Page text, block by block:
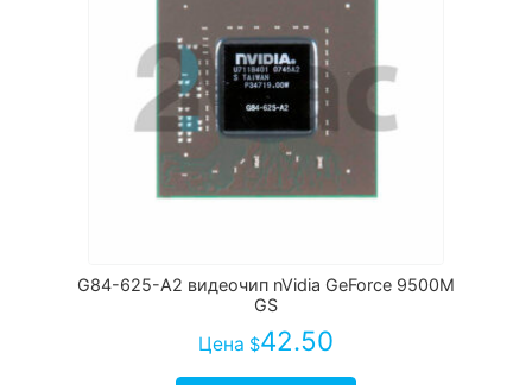
G84-625-A2 видеочип nVidia GeForce 9500M
GS
Цена $42.50